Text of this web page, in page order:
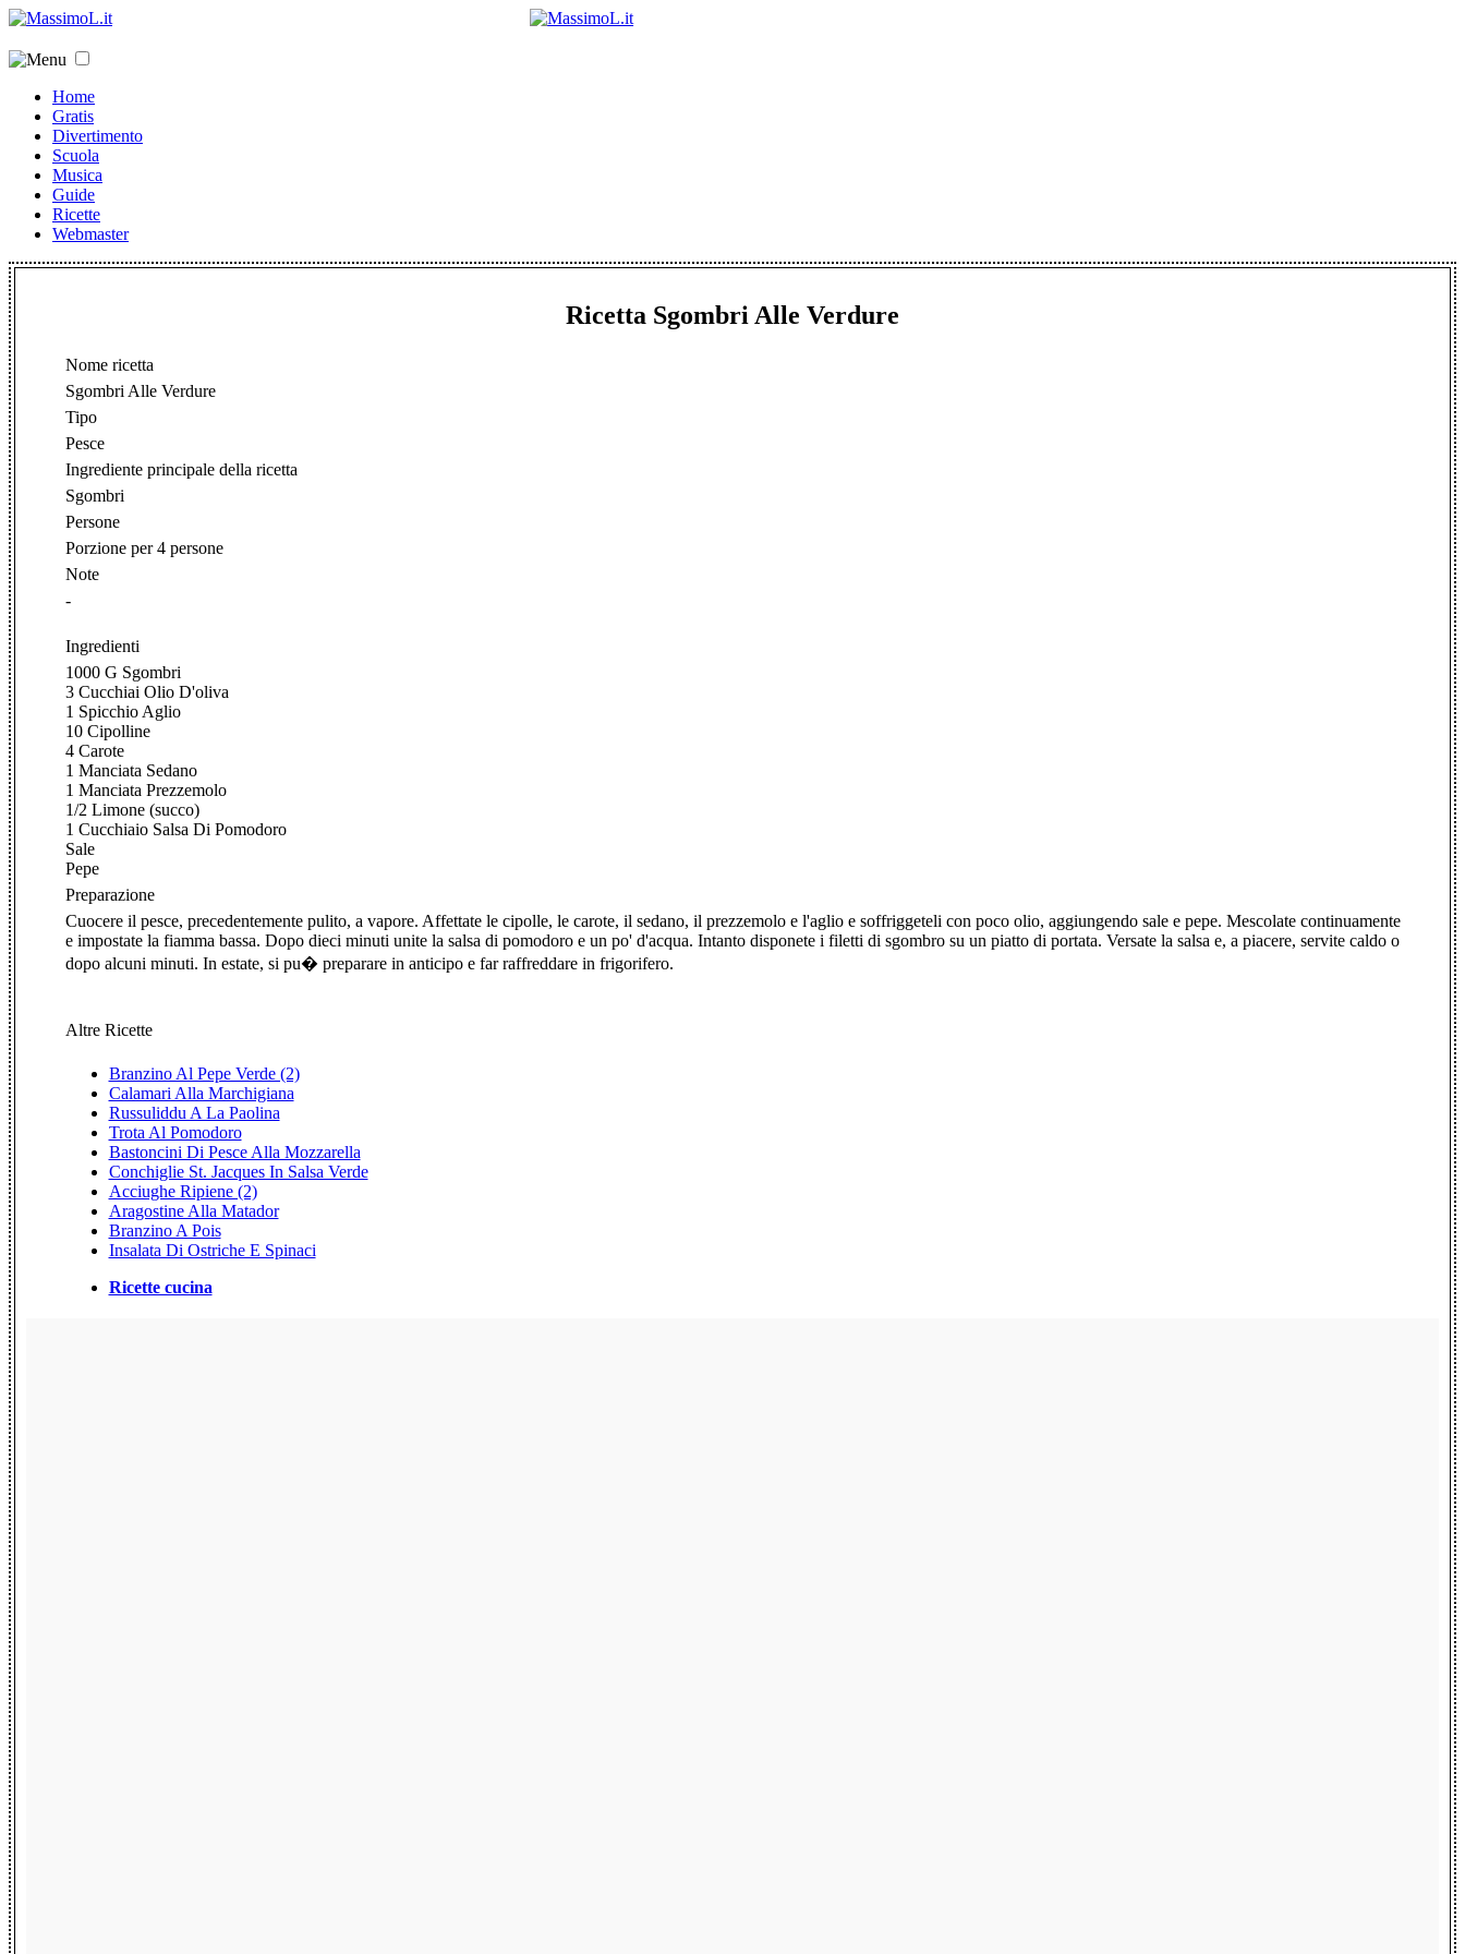
Home
Gratis
Divertimento
Scuola
Musica
Guide
Ricette
Webmaster
Ricetta Sgombri Alle Verdure
Nome ricetta
Sgombri Alle Verdure
Tipo
Pesce
Ingrediente principale della ricetta
Sgombri
Persone
Porzione per 4 persone
Note
-
Ingredienti
1000 G Sgombri
3 Cucchiai Olio D'oliva
1 Spicchio Aglio
10 Cipolline
4 Carote
1 Manciata Sedano
1 Manciata Prezzemolo
1/2 Limone (succo)
1 Cucchiaio Salsa Di Pomodoro
Sale
Pepe
Preparazione
Cuocere il pesce, precedentemente pulito, a vapore. Affettate le cipolle, le carote, il sedano, il prezzemolo e l'aglio e soffriggeteli con poco olio, aggiungendo sale e pepe. Mescolate continuamente
e impostate la fiamma bassa. Dopo dieci minuti unite la salsa di pomodoro e un po' d'acqua. Intanto disponete i filetti di sgombro su un piatto di portata. Versate la salsa e, a piacere, servite caldo o
dopo alcuni minuti. In estate, si pu� preparare in anticipo e far raffreddare in frigorifero.
Altre Ricette
Branzino Al Pepe Verde (2)
Calamari Alla Marchigiana
Russuliddu A La Paolina
Trota Al Pomodoro
Bastoncini Di Pesce Alla Mozzarella
Conchiglie St. Jacques In Salsa Verde
Acciughe Ripiene (2)
Aragostine Alla Matador
Branzino A Pois
Insalata Di Ostriche E Spinaci
Ricette cucina